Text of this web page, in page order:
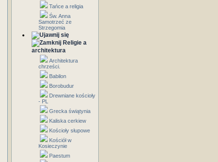
Tańce a religia
Św. Anna
Samotrzeć ze
Strzegomia
Religie a
architektura
Architektura
chrześci.
Babilon
Borobudur
Drewniane kościoły
- PL
Grecka świątynia
Kaliska cerkiew
Kościoły słupowe
Kościół w
Kosieczynie
Paestum